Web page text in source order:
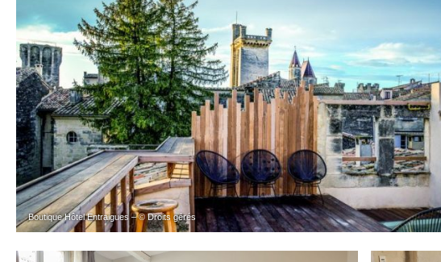
Boutique Hôtel Entraigues – © Droits gérés